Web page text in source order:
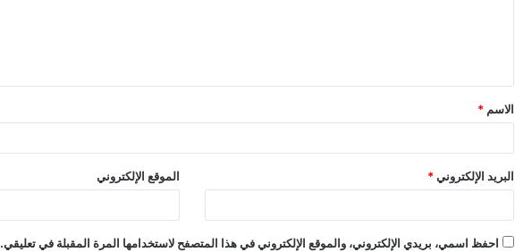
الاسم *
البريد الإلكتروني* الموقع الإلكتروني
احفظ اسمي، بريدي الإلكتروني، والموقع الإلكتروني في هذا المتصفح لاستخدامها المرة المقبلة في تعليقي.